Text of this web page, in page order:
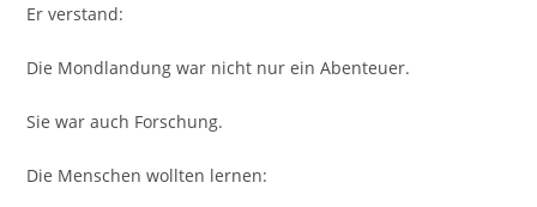
Er verstand:
Die Mondlandung war nicht nur ein Abenteuer.
Sie war auch Forschung.
Die Menschen wollten lernen: